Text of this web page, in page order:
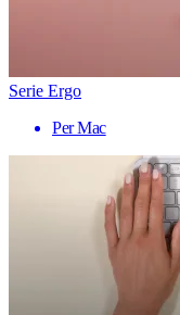
Serie Ergo
Per Mac